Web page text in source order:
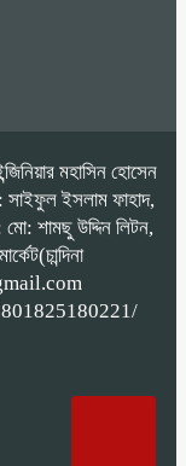
মহাসিন হোসেন
সাইফুল ইসলাম ফাহাদ,
শামছু উদ্দিন লিটন,